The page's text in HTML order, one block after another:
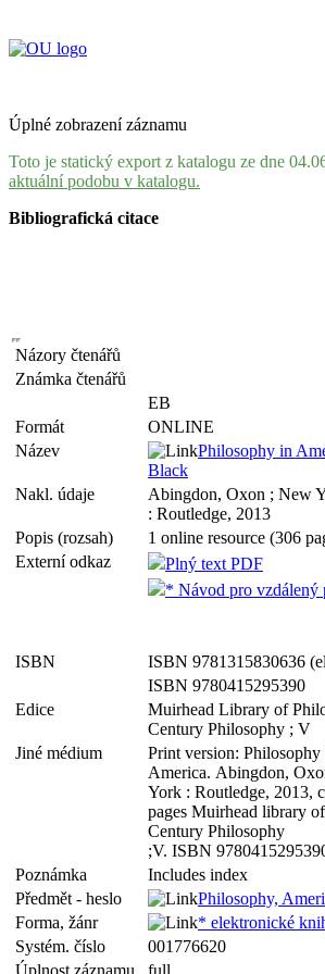
Úplné zobrazení záznamu
Toto je statický export z katalogu ze dne
aktuální podobu v katalogu.
Bibliografická citace
Názory čtenářů
Známka čtenářů
EB
Formát
ONLINE
Název
Philosophy in
Black
Nakl. údaje
Abingdon, Oxon ; New
: Routledge, 2013
Popis (rozsah)
1 online resource (306
Externí odkaz
Plný text PDF
* Návod pro vzdálený
ISBN
ISBN 9781315830636
ISBN 9780415295390
Edice
Muirhead Library of
Century Philosophy ; V
Jiné médium
Print version: Philosophy
America. Abingdon,
York : Routledge, 2013,
pages Muirhead library
Century Philosophy
;V. ISBN
Poznámka
Includes index
Předmět - heslo
Philosophy,
Forma, žánr
* elektronické
Systém. číslo
001776620
Úplnost záznamu
full